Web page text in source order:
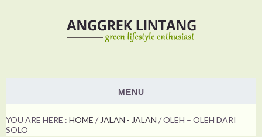
MENU
PLANTS
YOU ARE HERE : HOME / JALAN - JALAN /OLEH – OLEH DARI
SOLO